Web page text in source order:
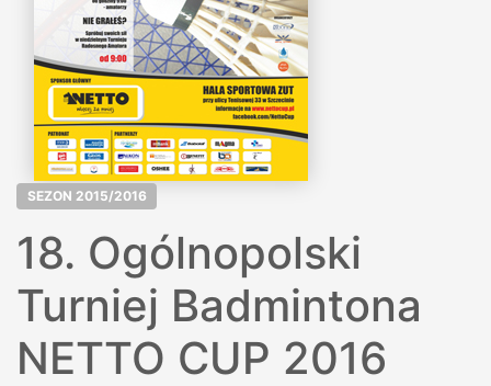
SEZON 2015/2016
18. Ogólnopolski
Turniej Badmintona
NETTO CUP 2016